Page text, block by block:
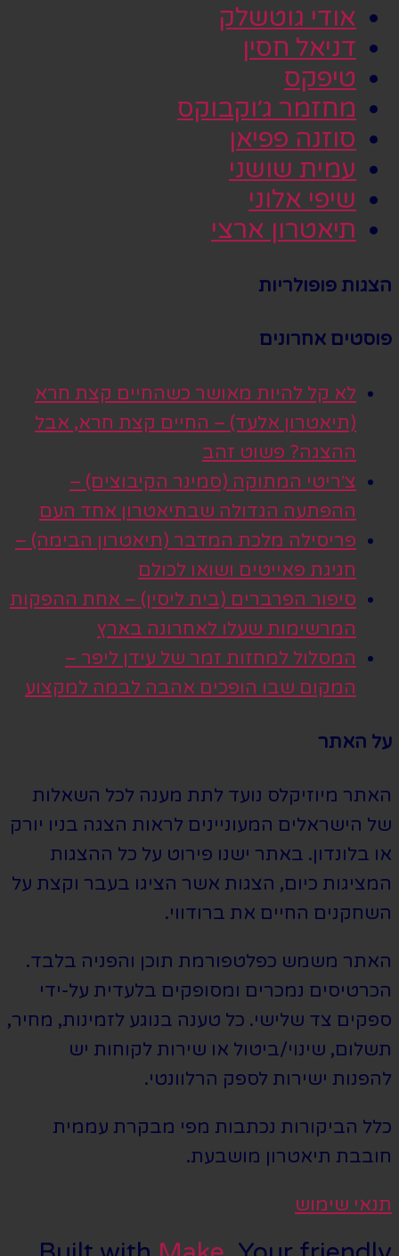
אודי גוטשלק
דניאל חסין
טיפקס
מחזמר ג׳וקבוקס
סוזנה פפיאן
עמית שושני
שיפי אלוני
תיאטרון ארצי
הצגות פופולריות
פוסטים אחרונים
לא קל להיות מאושר כשהחיים קצת חרא
(תיאטרון אלעד) – החיים קצת חרא, אבל
ההצגה? פשוט זהב
צ׳ריטי המתוקה (סמינר הקיבוצים) –
ההפתעה הגדולה שבתיאטרון אחד העם
פריסילה מלכת המדבר (תיאטרון הבימה) –
חגיגת פאייטים ושואו לכולם
סיפור הפרברים (בית ליסין) – אחת ההפקות
המרשימות שעלו לאחרונה בארץ
המסלול למחזות זמר של עידן ליפר –
המקום שבו הופכים אהבה לבמה למקצוע
על האתר
האתר מיוזיקלס נועד לתת מענה לכל השאלות
של הישראלים המעוניינים לראות הצגה בניו יורק
או בלונדון. באתר ישנו פירוט על כל ההצגות
המציגות כיום, הצגות אשר הציגו בעבר וקצת על
השחקנים החיים את ברודווי.
האתר משמש כפלטפורמת תוכן והפניה בלבד.
הכרטיסים נמכרים ומסופקים בלעדית על-ידי
ספקים צד שלישי. כל טענה בנוגע לזמינות, מחיר,
תשלום, שינוי/ביטול או שירות לקוחות יש
להפנות ישירות לספק הרלוונטי.
כלל הביקורות נכתבות מפי מבקרת עממית
חובבת תיאטרון מושבעת.
תנאי שימוש